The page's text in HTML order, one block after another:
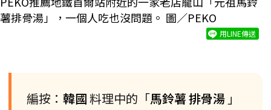
薯排骨湯」，一個人吃也沒問題。 圖／PEKO
用LINE傳送
編按： 韓國料理中的「馬鈴薯排骨湯 」